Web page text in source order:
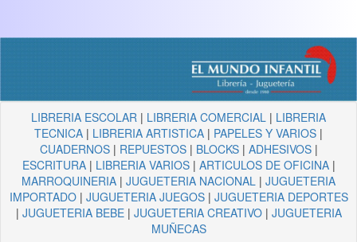
LIBRERIA ESCOLAR | LIBRERIA COMERCIAL | LIBRERIA
TECNICA | LIBRERIA ARTISTICA | PAPELES Y VARIOS |
CUADERNOS| REPUESTOS| BLOCKS| ADHESIVOS|
ESCRITURA| LIBRERIA VARIOS| ARTICULOS DE OFICINA|
MARROQUINERIA | JUGUETERIA NACIONAL | JUGUETERIA
IMPORTADO| JUGUETERIA JUEGOS| JUGUETERIA DEPORTES
| JUGUETERIA BEBE| JUGUETERIA CREATIVO| JUGUETERIA
MUÑECAS